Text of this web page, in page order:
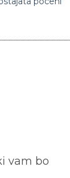
vam bo